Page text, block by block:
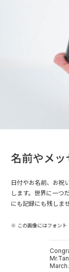
名前やメッ
日付やお名前、お祝
します。世界に一つ
にも記録にも残しま
※ この画像にはフォント